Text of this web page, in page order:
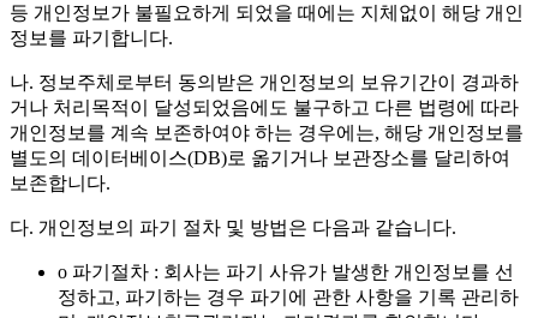
등 개인정보가 불필요하게 되었을 때에는 지체없이 해당 개인
정보를 파기합니다.
나. 정보주체로부터 동의받은 개인정보의 보유기간이 경과하
거나 처리목적이 달성되었음에도 불구하고 다른 법령에 따라
개인정보를 계속 보존하여야 하는 경우에는, 해당 개인정보를
별도의 데이터베이스(DB)로 옮기거나 보관장소를 달리하여
보존합니다.
다. 개인정보의 파기 절차 및 방법은 다음과 같습니다.
o 파기절차 : 회사는 파기 사유가 발생한 개인정보를 선
정하고, 파기하는 경우 파기에 관한 사항을 기록 관리하